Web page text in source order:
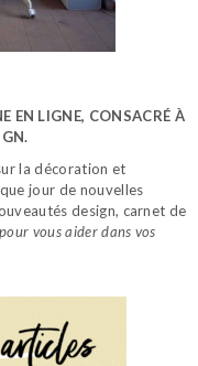
EN LIGNE, CONSACRÉ À
la décoration et
jour de nouvelles
design, carnet de
vous aider dans vos